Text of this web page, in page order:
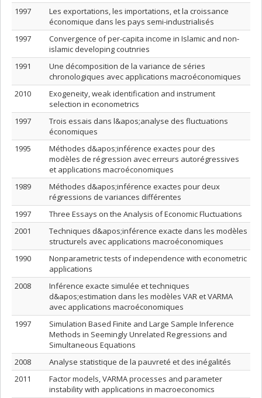
1997
Les exportations, les importations, et la croissance
économique dans les pays semi-industrialisés
1997
Convergence of per-capita income in Islamic and non-
islamic developing coutnries
1991
Une décomposition de la variance de séries
chronologiques avec applications macroéconomiques
2010
Exogeneity, weak identification and instrument
selection in econometrics
1997
Trois essais dans l&apos;analyse des fluctuations
économiques
1995
Méthodes d&apos;inférence exactes pour des
modèles de régression avec erreurs autorégressives
et applications macroéconomiques
1989
Méthodes d&apos;inférence exactes pour deux
régressions de variances différentes
1997
Three Essays on the Analysis of Economic Fluctuations
2001
Techniques d&apos;inférence exacte dans les modèles
structurels avec applications macroéconomiques
1990
Nonparametric tests of independence with econometric
applications
2008
Inférence exacte simulée et techniques
d&apos;estimation dans les modèles VAR et VARMA
avec applications macroéconomiques
1997
Simulation Based Finite and Large Sample Inference
Methods in Seemingly Unrelated Regressions and
Simultaneous Equations
2008
Analyse statistique de la pauvreté et des inégalités
2011
Factor models, VARMA processes and parameter
instability with applications in macroeconomics